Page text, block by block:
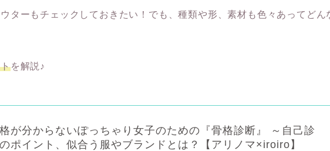
ターもチェックしておきたい！でも、種類や形、素材も色々あってどん
を解説♪
が分からないぽっちゃり女子のための『骨格診断』 ～自己診
ポイント、似合う服やブランドとは？【アリノマ×iroiro】